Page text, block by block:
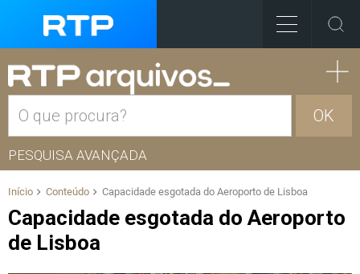
OK
PESQUISA AVANÇADA
Início Conteúdo Capacidade esgotada do Aeroporto de Lisboa
Capacidade esgotada do Aeroporto
de Lisboa